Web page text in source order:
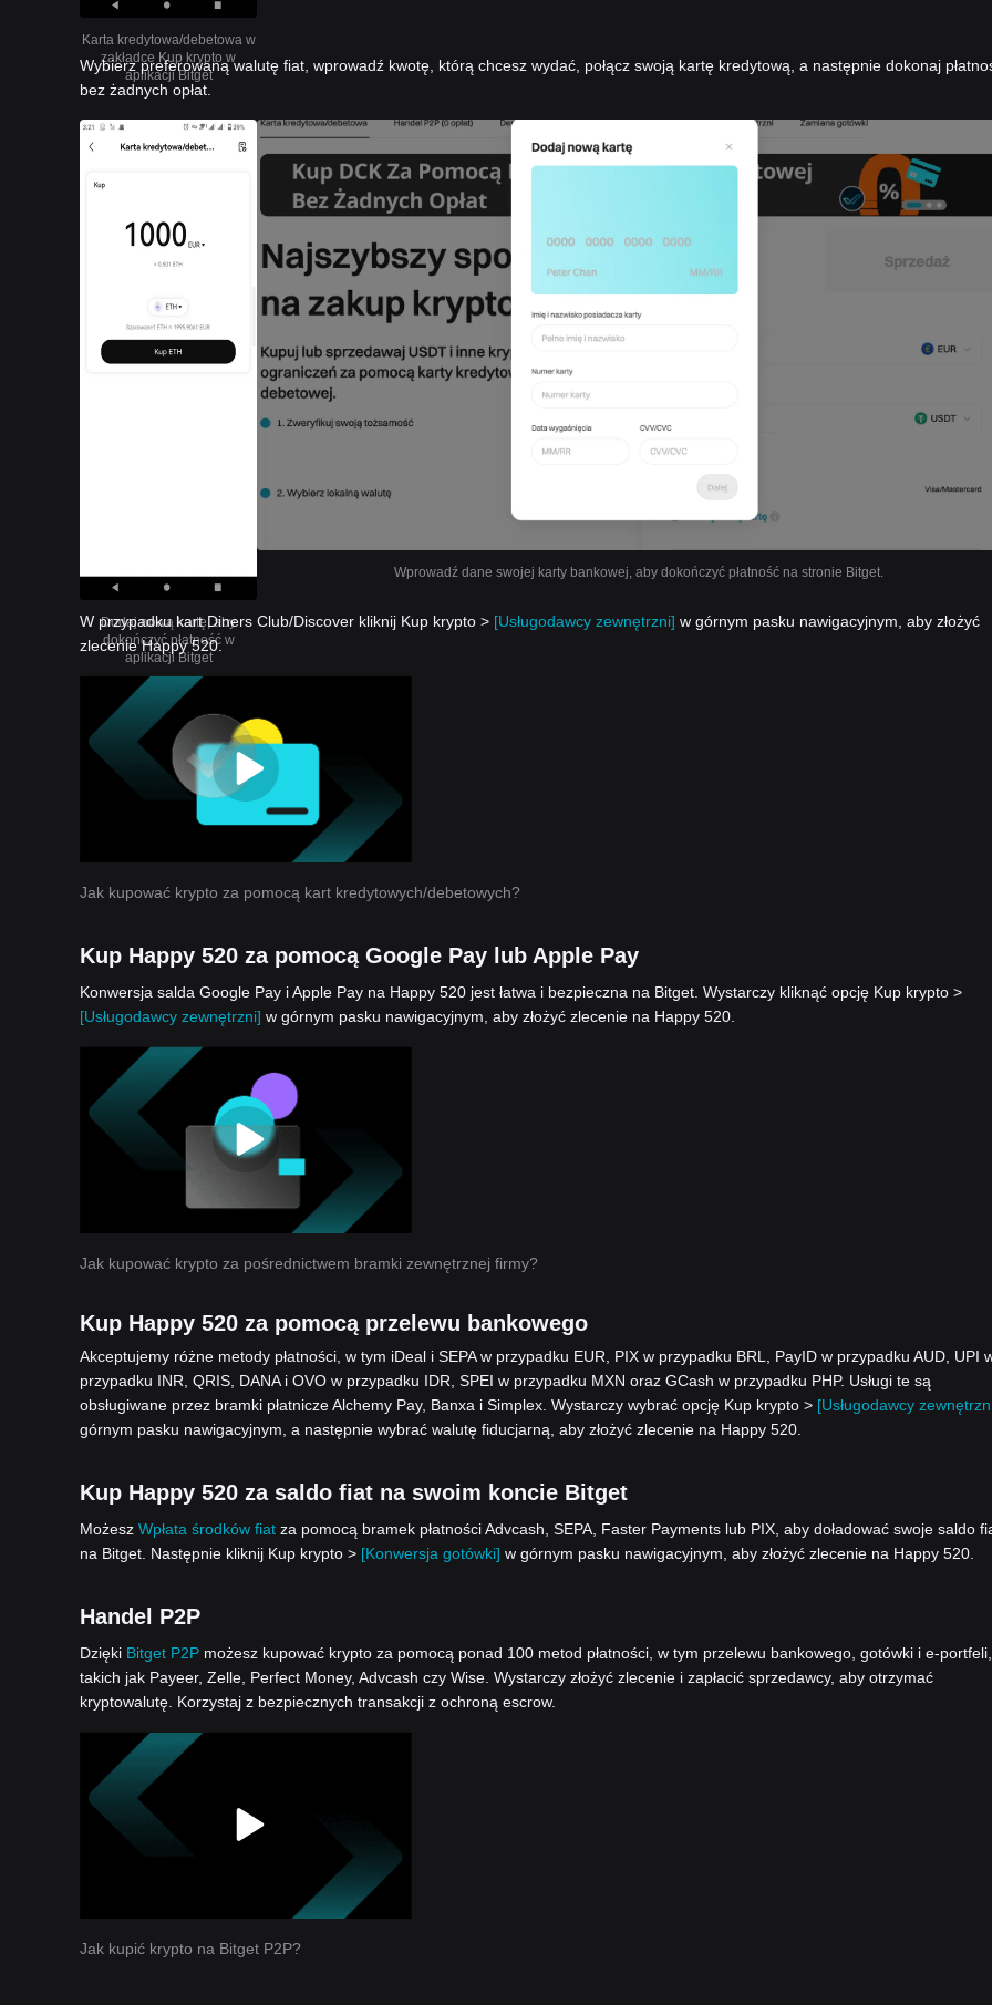
Karta kredytowa/debetowa w
zakładce Kup krypto w
aplikacji Bitget
Wybierz preferowaną walutę fiat, wprowadź kwotę, którą chcesz wydać, połącz swoją kartę kredytową, a następnie dokonaj
bez żadnych opłat.
Dodaj nową kartę, aby
dokończyć płatność w
aplikacji Bitget
Wprowadź dane swojej karty bankowej, aby dokończyć płatność na stronie Bitget.
W przypadku kart Diners Club/Discover kliknij Kup krypto > [Usługodawcy zewnętrzni] w górnym pasku nawigacyjnym, aby złożyć
zlecenie Happy 520.
Jak kupować krypto za pomocą kart kredytowych/debetowych?
Kup Happy 520 za pomocą Google Pay lub Apple Pay
Konwersja salda Google Pay i Apple Pay na Happy 520 jest łatwa i bezpieczna na Bitget. Wystarczy kliknąć opcję Kup krypto >
[Usługodawcy zewnętrzni] w górnym pasku nawigacyjnym, aby złożyć zlecenie na Happy 520.
Jak kupować krypto za pośrednictwem bramki zewnętrznej firmy?
Kup Happy 520 za pomocą przelewu bankowego
Akceptujemy różne metody płatności, w tym iDeal i SEPA w przypadku EUR, PIX w przypadku BRL, PayID w przypadku AUD, UPI
przypadku INR, QRIS, DANA i OVO w przypadku IDR, SPEI w przypadku MXN oraz GCash w przypadku PHP. Usługi te są
obsługiwane przez bramki płatnicze Alchemy Pay, Banxa i Simplex. Wystarczy wybrać opcję Kup krypto > [Usługodawcy
górnym pasku nawigacyjnym, a następnie wybrać walutę fiducjarną, aby złożyć zlecenie na Happy 520.
Kup Happy 520 za saldo fiat na swoim koncie Bitget
Możesz Wpłata środków fiat za pomocą bramek płatności Advcash, SEPA, Faster Payments lub PIX, aby doładować swoje saldo
na Bitget. Następnie kliknij Kup krypto > [Konwersja gotówki] w górnym pasku nawigacyjnym, aby złożyć zlecenie na Happy 520.
Handel P2P
Dzięki Bitget P2P możesz kupować krypto za pomocą ponad 100 metod płatności, w tym przelewu bankowego, gotówki i e-portfeli,
takich jak Payeer, Zelle, Perfect Money, Advcash czy Wise. Wystarczy złożyć zlecenie i zapłacić sprzedawcy, aby otrzymać
kryptowalutę. Korzystaj z bezpiecznych transakcji z ochroną escrow.
Jak kupić krypto na Bitget P2P?